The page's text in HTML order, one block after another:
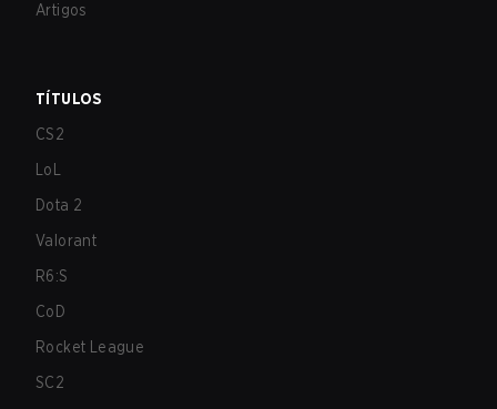
Artigos
TÍTULOS
CS2
LoL
Dota 2
Valorant
R6:S
CoD
Rocket League
SC2